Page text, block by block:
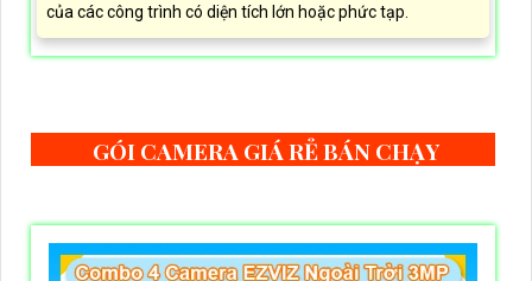
của các công trình có diện tích lớn hoặc phức tạp.
GÓI CAMERA GIÁ RẺ BÁN CHẠY